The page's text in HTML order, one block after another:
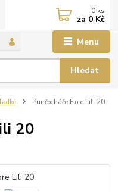
Menu
Hledat
0 ks
za 0 Kč
Punčocháče Fiore Lili 20
20